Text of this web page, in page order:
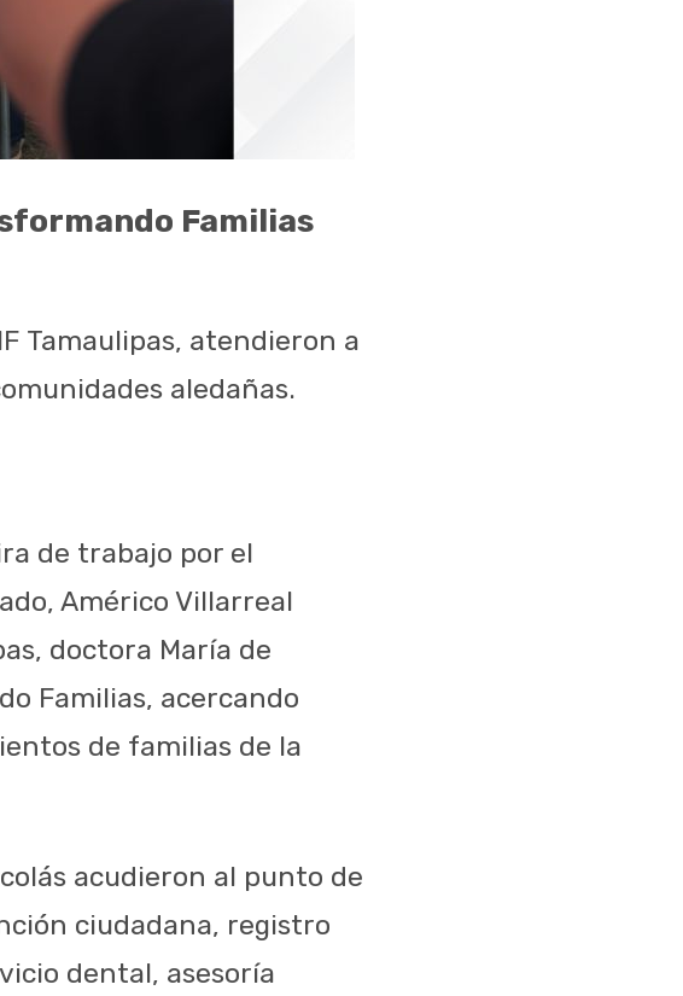
Familias
Tamaulipas, atendieron a
aledañas.
de trabajo por el
Américo Villarreal
doctora María de
Familias, acercando
de familias de la
acudieron al punto de
ciudadana, registro
dental, asesoría